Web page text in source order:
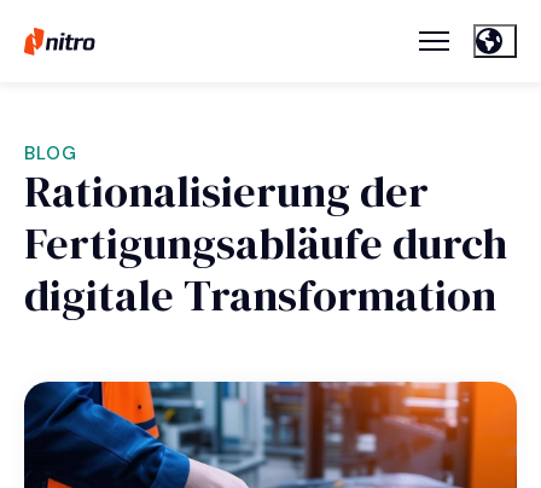
BLOG
Rationalisierung der
Fertigungsabläufe durch
digitale Transformation